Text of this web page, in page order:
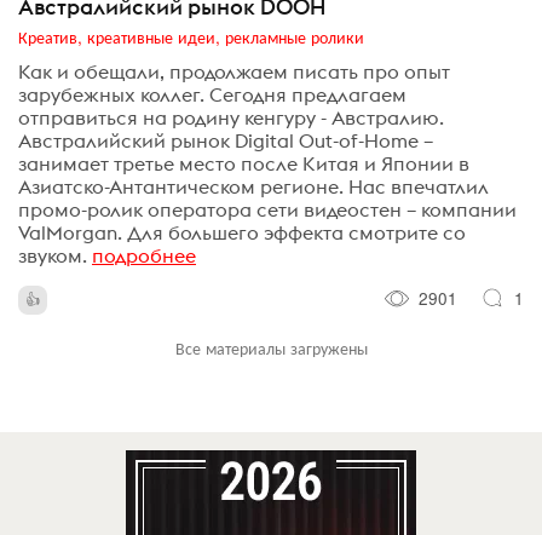
Австралийский рынок DOOH
Креатив, креативные идеи, рекламные ролики
Как и обещали, продолжаем писать про опыт
зарубежных коллег. Сегодня предлагаем
отправиться на родину кенгуру - Австралию.
Австралийский рынок Digital Out-of-Home –
занимает третье место после Китая и Японии в
Азиатско-Антантическом регионе. Нас впечатлил
промо-ролик оператора сети видеостен – компании
ValMorgan. Для большего эффекта смотрите со
звуком. подробнее
2901
1
Все материалы загружены